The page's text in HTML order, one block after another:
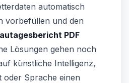
automatisch
vorbefüllen und den
PDF
Lösungen gehen noch
künstliche Intelligenz,
oder Sprache einen